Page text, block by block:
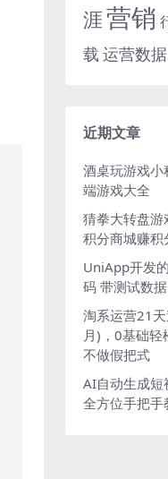
涯营销
载 运营数据
近期文章
酒桌玩游戏
端游戏大全
猜拳大转盘
积分商城赚积
UniApp开发
码 带测试数据
淘系运营21
月)，0基础轻
不做假把式
AI自动生成短
全方位手把手